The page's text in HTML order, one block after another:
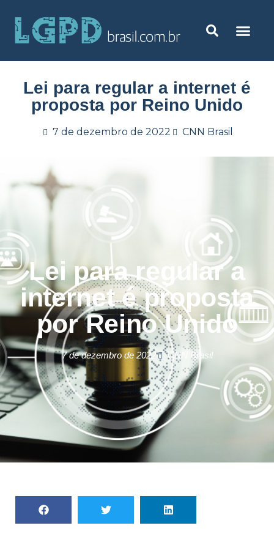
Lei para regular a internet é
proposta por Reino Unido
7 de dezembro de 2022 CNN Brasil
Lei para regular a
internet é proposta
por Reino Unido
7 de dezembro de 2022 CNN Brasil